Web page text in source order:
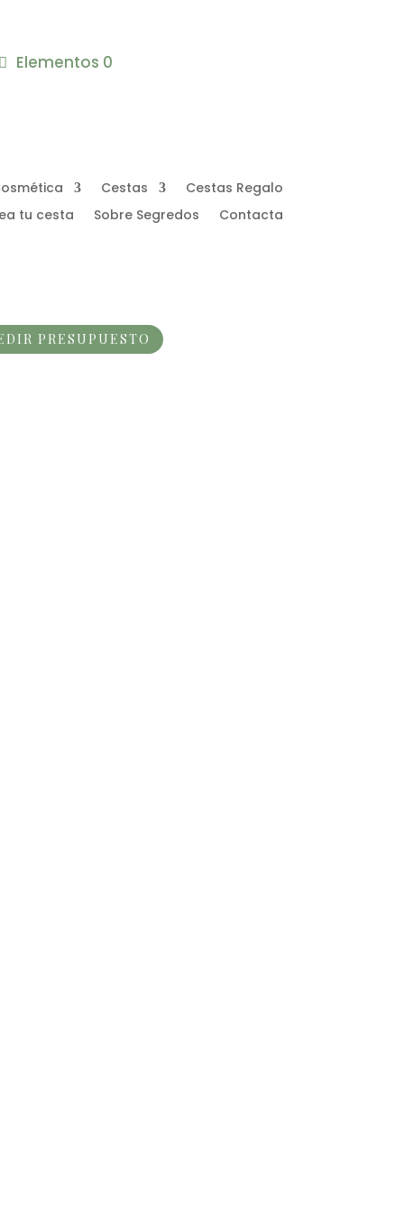
Elementos 0
Cestas
Cestas Regalo
tu cesta Sobre Segredos Contacta
PRESUPUESTO